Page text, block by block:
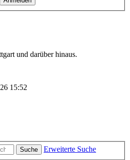
und darüber hinaus.
15:52
Suche
Erweiterte Suche